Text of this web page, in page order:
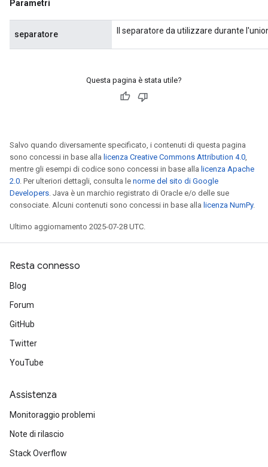
Parametri
separatore Il separatore da utilizzare durante
Questa pagina è stata utile?
Salvo quando diversamente specificato, i contenuti di questa pagina
sono concessi in base alla licenza Creative Commons Attribution 4.0,
mentre gli esempi di codice sono concessi in base alla licenza Apache
2.0. Per ulteriori dettagli, consulta le norme del sito di Google
Developers. Java è un marchio registrato di Oracle e/o delle sue
consociate. Alcuni contenuti sono concessi in base alla licenza NumPy.
Ultimo aggiornamento 2025-07-28 UTC.
Resta connesso
Blog
Forum
GitHub
Twitter
YouTube
Assistenza
Monitoraggio problemi
Note di rilascio
Stack Overflow